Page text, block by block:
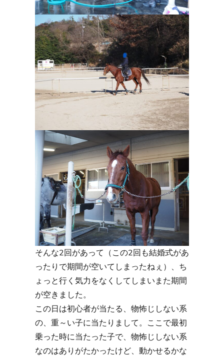
そんな2回があって（この2回も結婚式があ
ったりで期間が空いてしまったねぇ）、ち
ょっと行く気力をなくしてしまいまた期間
が空きました。
この日は初心者が当たる、物怖じしない系
の、重～い子に当たりまして。ここで最初
乗った時に当たった子で、物怖じしない系
なのはありがたかったけど、動かせるかな